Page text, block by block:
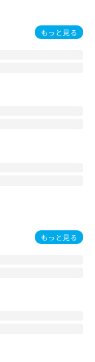
もっと見る
もっと見る